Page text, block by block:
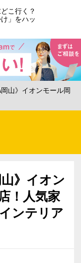
こ行く？
」をハッ
岡山》イオンモール岡
》イオン
！人気家
ンテリア